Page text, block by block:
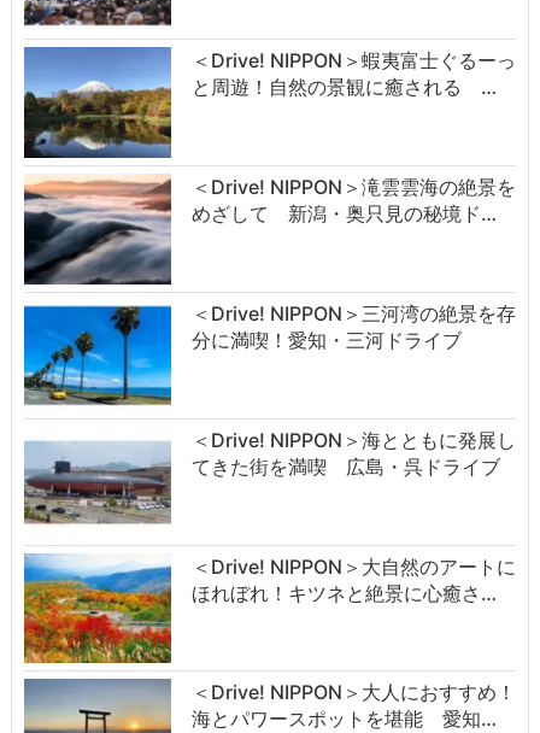
＜Drive! NIPPON＞蝦夷富士ぐるーっ
と周遊！自然の景観に癒される …
＜Drive! NIPPON＞滝雲雲海の絶景を
めざして 新潟・奥只見の秘境ド…
＜Drive! NIPPON＞三河湾の絶景を存
分に満喫！愛知・三河ドライブ
＜Drive! NIPPON＞海とともに発展し
てきた街を満喫 広島・呉ドライブ
＜Drive! NIPPON＞大自然のアートに
ほれぼれ！キツネと絶景に心癒さ…
＜Drive! NIPPON＞大人におすすめ！
海とパワースポットを堪能 愛知…